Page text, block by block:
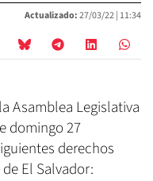
Actualizado:27/03/22 | 11:34
Asamblea Legislativa
domingo 27
derechos
El Salvador: